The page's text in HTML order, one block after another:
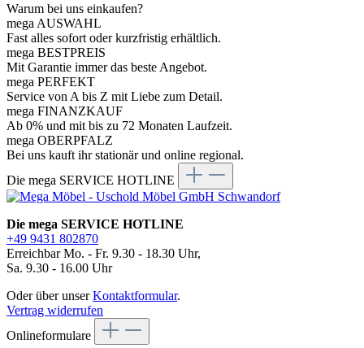
Warum bei uns einkaufen?
mega AUSWAHL
Fast alles sofort oder kurzfristig erhältlich.
mega BESTPREIS
Mit Garantie immer das beste Angebot.
mega PERFEKT
Service von A bis Z mit Liebe zum Detail.
mega FINANZKAUF
Ab 0% und mit bis zu 72 Monaten Laufzeit.
mega OBERPFALZ
Bei uns kauft ihr stationär und online regional.
Die mega SERVICE HOTLINE
Die mega SERVICE HOTLINE
+49 9431 802870
Erreichbar Mo. - Fr. 9.30 - 18.30 Uhr,
Sa. 9.30 - 16.00 Uhr
Oder über unserKontaktformular.
Vertrag widerrufen
Onlineformulare